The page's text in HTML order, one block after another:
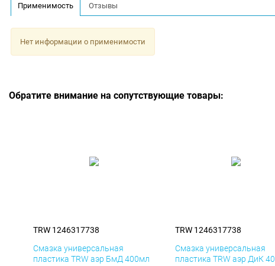
Применимость Отзывы
Нет информации о применимости
Обратите внимание на сопутствующие товары:
TRW 1246317738
Смазка универсальная
пластика TRW аэр БмД 400мл
TRW 1246317738
Смазка универсальная
пластика TRW аэр ДиК